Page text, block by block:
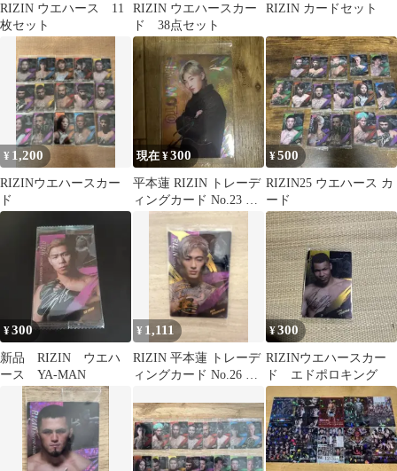
RIZIN ウエハース 11
枚セット
RIZIN ウエハースカー
ド 38点セット
RIZIN カードセット
¥ 1,200
RIZINウエハースカー
ド
現在 ¥300
平本蓮 RIZIN トレーデ
ィングカード No.23 ウ
エハース
¥500
RIZIN25 ウエハース カ
ード
¥300
新品 RIZIN ウエハ
ース YA-MAN
¥ 1,111
RIZIN 平本蓮 トレーデ
ィングカード No.26 ウ
¥300
RIZINウエハースカー
ド エドポロキング